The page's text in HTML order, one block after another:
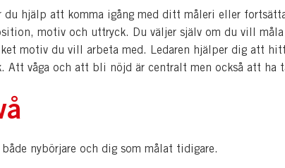
du hjälp att komma igång med ditt måleri eller
motiv och uttryck. Du väljer själv om du vill
motiv du vill arbeta med. Ledaren hjälper dig att
Att våga och att bli nöjd är centralt men också att ha
både nybörjare och dig som målat tidigare.